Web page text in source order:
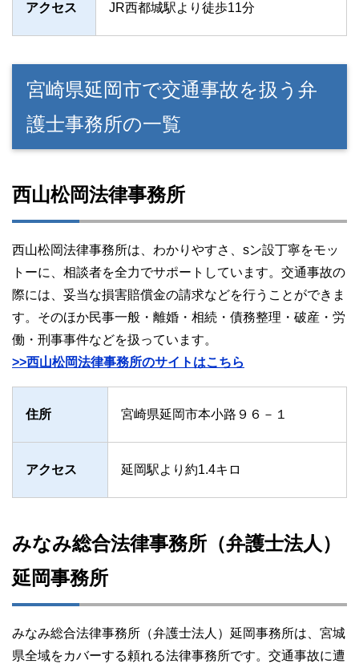
アクセス JR西都城駅より徒歩11分
宮崎県延岡市で交通事故を扱う弁
護士事務所の一覧
西山松岡法律事務所
西山松岡法律事務所は、わかりやすさ、sン設丁寧をモッ
トーに、相談者を全力でサポートしています。交通事故の
際には、妥当な損害賠償金の請求などを行うことができま
す。そのほか民事一般・離婚・相続・債務整理・破産・労
働・刑事事件などを扱っています。
>>西山松岡法律事務所のサイトはこちら
住所 宮崎県延岡市本小路９６－１
アクセス 延岡駅より約1.4キロ
みなみ総合法律事務所（弁護士法人）
延岡事務所
みなみ総合法律事務所（弁護士法人）延岡事務所は、宮城
県全域をカバーする頼れる法律事務所です。交通事故に遭